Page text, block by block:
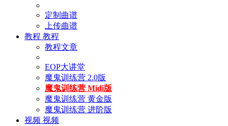
定制曲谱
上传曲谱
教程 教程
教程文章
EOP大讲堂
魔鬼训练营 2.0版
魔鬼训练营 Midi版
魔鬼训练营 黄金版
魔鬼训练营 进阶版
视频 视频